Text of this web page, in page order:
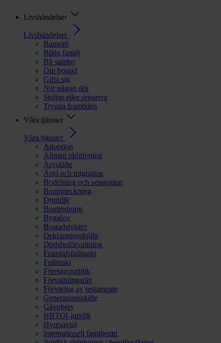
Livshändelser
Livshändelser
Barnrätt
Bilda familj
Bli sambo
Din bostad
Gifta sig
När någon dör
Skiljas eller separera
Trygga framtiden
Våra tjänster
Våra tjänster
Adoption
Allmän rådgivning
Arvskifte
Asyl och migration
Bodelning och separation
Bouppteckning
Djuridik
Boutredning
Bygglov
Bostadstvister
Deklarationshjälp
Dödsboförvaltning
Framtidsfullmakt
Fullmakt
Företagsjuridik
Förvaltningsrätt
Förvaring av testamente
Generationsskifte
Gåvobrev
HBTQI-juridik
Hyresavtal
Internationell familjerätt